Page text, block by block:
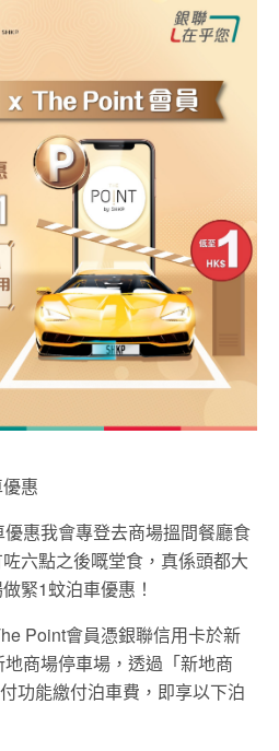
惠
惠我會專登去商場搵間餐廳食
六點之後嘅堂食，真係頭都大
緊1蚊泊車優惠！
Point會員憑銀聯信用卡於新
地商場停車場，透過「新地商
功能繳付泊車費，即享以下泊